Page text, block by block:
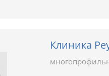
Клиника